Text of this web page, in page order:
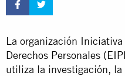
La organización Iniciativa
Derechos Personales
utiliza la investigación,